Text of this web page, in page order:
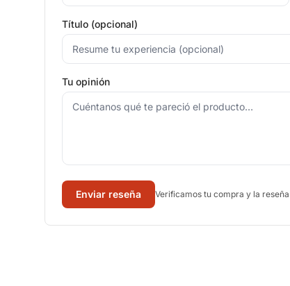
Título (opcional)
Tu opinión
Enviar reseña Verificamos tu compra y la